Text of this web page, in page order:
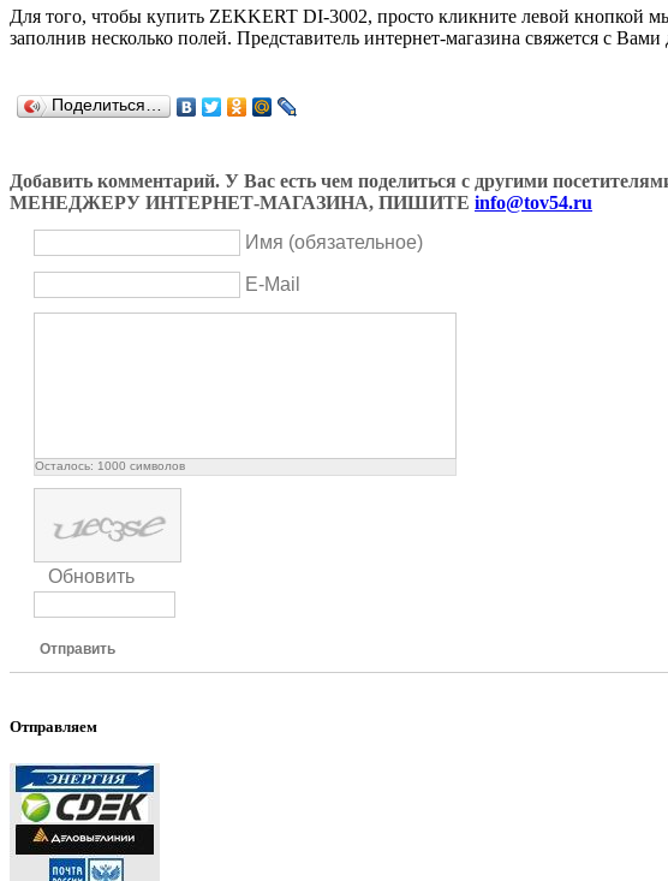
Для того, чтобы купить ZEKKERT DI-3002, просто кликните левой кнопкой
заполнив несколько полей. Представитель интернет-магазина свяжется с
Поделиться…
Добавить комментарий. У Вас есть чем поделиться с другими
МЕНЕДЖЕРУ ИНТЕРНЕТ-МАГАЗИНА, ПИШИТЕ info@tov54.ru
Имя (обязательное)
E-Mail
Осталось: 1000 символов
Обновить
Отправить
Отправляем